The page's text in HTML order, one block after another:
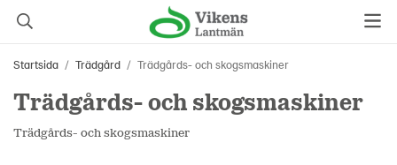
Startsida / Trädgård / Trädgårds- och skogsmaskiner
Trädgårds- och skogsmaskiner
Trädgårds- och skogsmaskiner